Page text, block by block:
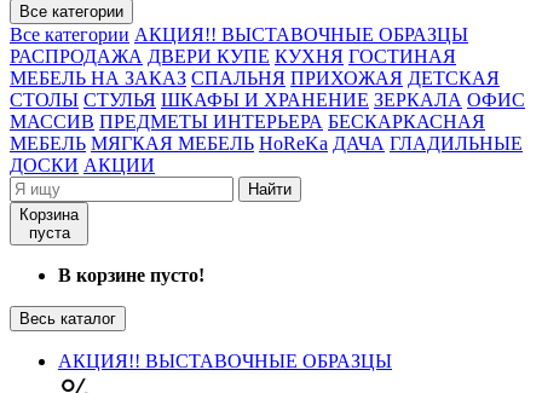
Все категории
Все категории АКЦИЯ!! ВЫСТАВОЧНЫЕ ОБРАЗЦЫ
РАСПРОДАЖА ДВЕРИ КУПЕ КУХНЯ ГОСТИНАЯ
МЕБЕЛЬ НА ЗАКАЗ СПАЛЬНЯ ПРИХОЖАЯ ДЕТСКАЯ
СТОЛЫ СТУЛЬЯ ШКАФЫ И ХРАНЕНИЕ ЗЕРКАЛА ОФИС
МАССИВ ПРЕДМЕТЫ ИНТЕРЬЕРА БЕСКАРКАСНАЯ
МЕБЕЛЬ МЯГКАЯ МЕБЕЛЬ HoReKa ДАЧА ГЛАДИЛЬНЫЕ
ДОСКИ АКЦИИ
Найти
Корзина
пуста
В корзине пусто!
Весь каталог
АКЦИЯ!! ВЫСТАВОЧНЫЕ ОБРАЗЦЫ